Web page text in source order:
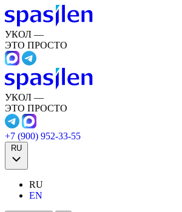
УКОЛ —
ЭТО ПРОСТО
УКОЛ —
ЭТО ПРОСТО
+7 (900) 952-33-55
RU
RU
EN